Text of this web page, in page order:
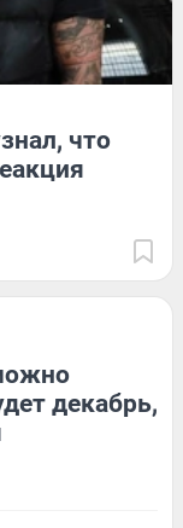
что
декабрь,